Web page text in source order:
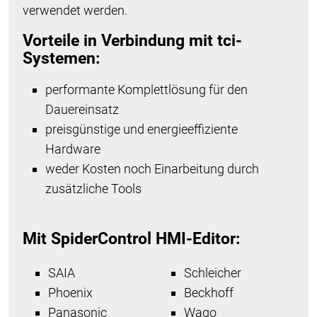
verwendet werden.
Vorteile in Verbindung mit tci-
Systemen:
performante Komplettlösung für den
Dauereinsatz
preisgünstige und energieeffiziente
Hardware
weder Kosten noch Einarbeitung durch
zusätzliche Tools
Mit SpiderControl HMI-Editor:
SAIA
Phoenix
Panasonic
Schleicher
Beckhoff
Wago